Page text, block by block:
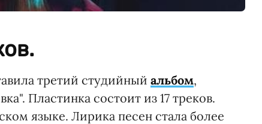
третий студийный альбом,
Пластинка состоит из 17 треков.
языке. Лирика песен стала более